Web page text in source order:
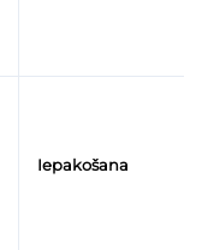
Iepakošana